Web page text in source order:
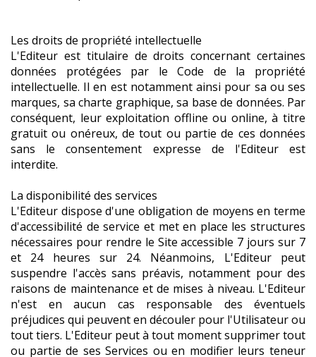
Les droits de propriété intellectuelle
L'Editeur est titulaire de droits concernant certaines
données protégées par le Code de la propriété
intellectuelle. Il en est notamment ainsi pour sa ou ses
marques, sa charte graphique, sa base de données. Par
conséquent, leur exploitation offline ou online, à titre
gratuit ou onéreux, de tout ou partie de ces données
sans le consentement expresse de l'Editeur est
interdite.
La disponibilité des services
L'Editeur dispose d'une obligation de moyens en terme
d'accessibilité de service et met en place les structures
nécessaires pour rendre le Site accessible 7 jours sur 7
et 24 heures sur 24. Néanmoins, L'Editeur peut
suspendre l'accès sans préavis, notamment pour des
raisons de maintenance et de mises à niveau. L'Editeur
n'est en aucun cas responsable des éventuels
préjudices qui peuvent en découler pour l'Utilisateur ou
tout tiers. L'Editeur peut à tout moment supprimer tout
ou partie de ses Services ou en modifier leurs teneur